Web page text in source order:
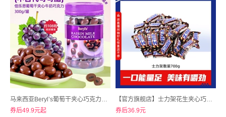
马来西亚Beryl’s葡萄干夹心巧克力豆300g装
券后49.9元起
【官方旗舰店】士力架花生夹心巧克力700g散装
券后36.9元